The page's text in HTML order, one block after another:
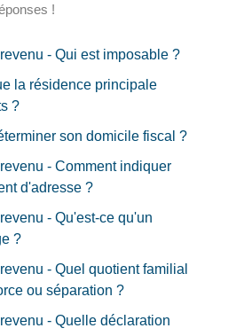
!
- Qui est imposable ?
la résidence principale
?
son domicile fiscal ?
revenu - Comment indiquer
d'adresse ?
- Qu'est-ce qu'un
?
- Quel quotient familial
ou séparation ?
- Quelle déclaration